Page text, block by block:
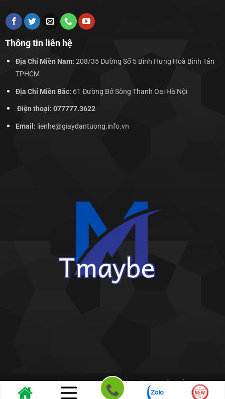
Thông tin liên hệ
Địa Chỉ Miền Nam: 208/35 Đường Số 5 Bình Hưng Hoà Bình Tân
TPHCM
Địa Chỉ Miền Bắc: 61 Đường Bở Sông Thanh Oai Hà Nội
Điện thoại: 077777.3622
Email: lienhe@giaydantuong.info.vn
Copyright 2026 ©Kho giấy dán tường THIÊN BẢO